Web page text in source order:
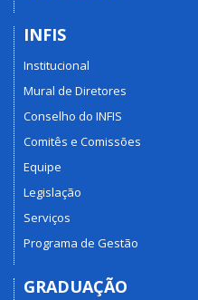
INFIS
Institucional
Mural de Diretores
Conselho do INFIS
Comitês e Comissões
Equipe
Legislação
Serviços
Programa de Gestão
GRADUAÇÃO